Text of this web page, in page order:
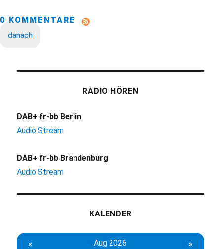
0 KOMMENTARE
danach
RADIO HÖREN
DAB+ fr-bb Berlin
Audio Stream
DAB+ fr-bb Brandenburg
Audio Stream
KALENDER
« Aug 2026 »